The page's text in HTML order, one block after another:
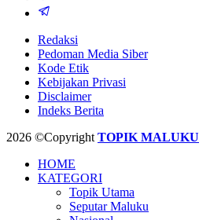
Redaksi
Pedoman Media Siber
Kode Etik
Kebijakan Privasi
Disclaimer
Indeks Berita
2026 ©Copyright TOPIK MALUKU
HOME
KATEGORI
Topik Utama
Seputar Maluku